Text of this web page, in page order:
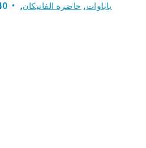
باباوات, حاضرة الفاتيكان,